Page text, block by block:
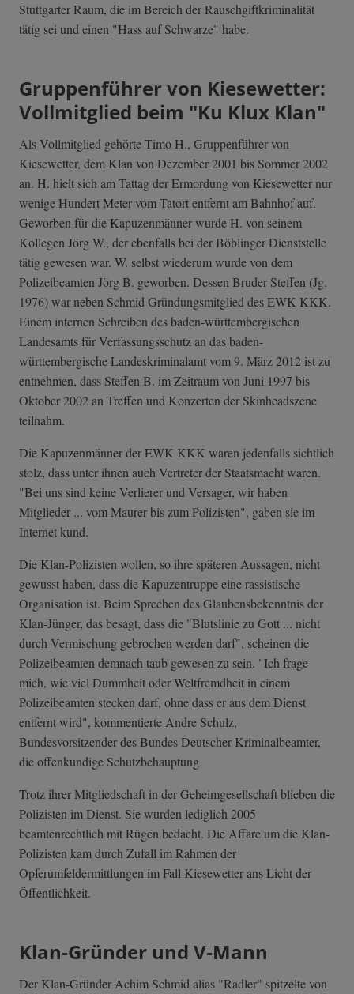
Stuttgarter Raum, die im Bereich der Rauschgiftkriminalität
tätig sei und einen "Hass auf Schwarze" habe.
Gruppenführer von Kiesewetter:
Vollmitglied beim "Ku Klux Klan"
Als Vollmitglied gehörte Timo H., Gruppenführer von
Kiesewetter, dem Klan von Dezember 2001 bis Sommer 2002
an. H. hielt sich am Tattag der Ermordung von Kiesewetter nur
wenige Hundert Meter vom Tatort entfernt am Bahnhof auf.
Geworben für die Kapuzenmänner wurde H. von seinem
Kollegen Jörg W., der ebenfalls bei der Böblinger Dienststelle
tätig gewesen war. W. selbst wiederum wurde von dem
Polizeibeamten Jörg B. geworben. Dessen Bruder Steffen (Jg.
1976) war neben Schmid Gründungsmitglied des EWK KKK.
Einem internen Schreiben des baden-württembergischen
Landesamts für Verfassungsschutz an das baden-
württembergische Landeskriminalamt vom 9. März 2012 ist zu
entnehmen, dass Steffen B. im Zeitraum von Juni 1997 bis
Oktober 2002 an Treffen und Konzerten der Skinheadszene
teilnahm.
Die Kapuzenmänner der EWK KKK waren jedenfalls sichtlich
stolz, dass unter ihnen auch Vertreter der Staatsmacht waren.
"Bei uns sind keine Verlierer und Versager, wir haben
Mitglieder ... vom Maurer bis zum Polizisten", gaben sie im
Internet kund.
Die Klan-Polizisten wollen, so ihre späteren Aussagen, nicht
gewusst haben, dass die Kapuzentruppe eine rassistische
Organisation ist. Beim Sprechen des Glaubensbekenntnis der
Klan-Jünger, das besagt, dass die "Blutslinie zu Gott ... nicht
durch Vermischung gebrochen werden darf", scheinen die
Polizeibeamten demnach taub gewesen zu sein. "Ich frage
mich, wie viel Dummheit oder Weltfremdheit in einem
Polizeibeamten stecken darf, ohne dass er aus dem Dienst
entfernt wird", kommentierte Andre Schulz,
Bundesvorsitzender des Bundes Deutscher Kriminalbeamter,
die offenkundige Schutzbehauptung.
Trotz ihrer Mitgliedschaft in der Geheimgesellschaft blieben die
Polizisten im Dienst. Sie wurden lediglich 2005
beamtenrechtlich mit Rügen bedacht. Die Affäre um die Klan-
Polizisten kam durch Zufall im Rahmen der
Opferumfeldermittlungen im Fall Kiesewetter ans Licht der
Öffentlichkeit.
Klan-Gründer und V-Mann
Der Klan-Gründer Achim Schmid alias "Radler" spitzelte von